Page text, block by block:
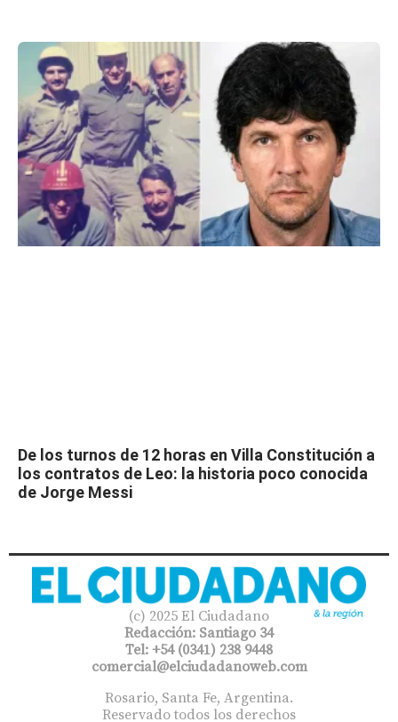
De los turnos de 12 horas en Villa Constitución a
los contratos de Leo: la historia poco conocida
de Jorge Messi
(c) 2025 El Ciudadano
Redacción: Santiago 34
Tel: +54 (0341) 238 9448
comercial@elciudadanoweb.com​
Rosario, Santa Fe, Argentina.
Reservado todos los derechos